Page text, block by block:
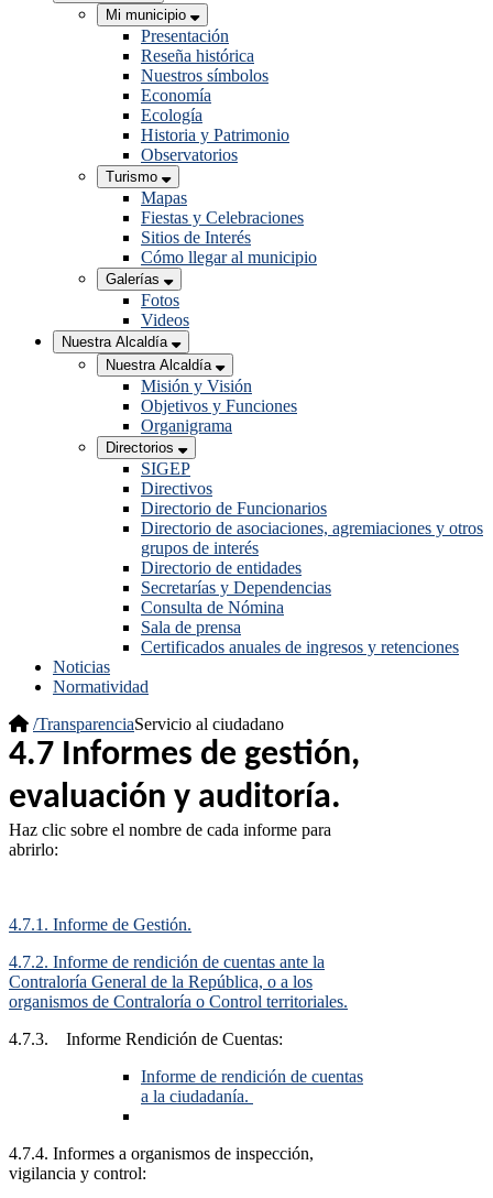
Mi municipio
Presentación
Reseña histórica
Nuestros símbolos
Economía
Ecología
Historia y Patrimonio
Observatorios
Turismo
Mapas
Fiestas y Celebraciones
Sitios de Interés
Cómo llegar al municipio
Galerías
Fotos
Videos
Nuestra Alcaldía
Nuestra Alcaldía
Misión y Visión
Objetivos y Funciones
Organigrama
Directorios
SIGEP
Directivos
Directorio de Funcionarios
Directorio de asociaciones, agremiaciones y otros
grupos de interés
Directorio de entidades
Secretarías y Dependencias
Consulta de Nómina
Sala de prensa
Certificados anuales de ingresos y retenciones
Noticias
Normatividad
/TransparenciaServicio al ciudadano
4.7 Informes de gestión,
evaluación y auditoría.​
Haz clic sobre el nombre de cada informe para
abrirlo:
4.7.1. Informe de Gestión.​
4.7.2. Informe de rendición de cuentas ante la
Contraloría General de la República, o a los
organismos de Contraloría o Control territoriales.
4.7.3. Informe Rendición de Cuentas:
Informe de rendición de cuentas
a la ciudadanía. ​
4.7.4. Informes a organismos de inspección,
vigilancia y control: